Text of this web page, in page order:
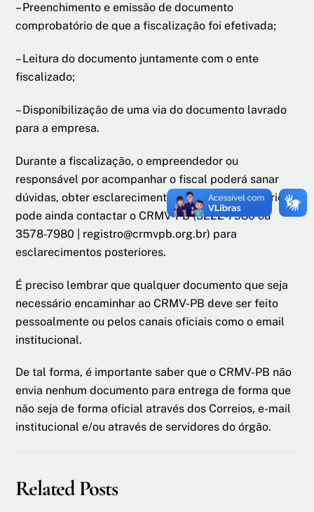
– Preenchimento e emissão de documento
comprobatório de que a fiscalização foi efetivada;
– Leitura do documento juntamente com o ente
fiscalizado;
– Disponibilização de uma via do documento lavrado
para a empresa.
Durante a fiscalização, o empreendedor ou
responsável por acompanhar o fiscal poderá sanar
dúvidas, obter esclarecimentos e, sendo necessário,
pode ainda contactar o CRMV-PB (3222-7980 ou
3578-7980 | registro@crmvpb.org.br) para
esclarecimentos posteriores.
É preciso lembrar que qualquer documento que seja
necessário encaminhar ao CRMV-PB deve ser feito
pessoalmente ou pelos canais oficiais como o email
institucional.
De tal forma, é importante saber que o CRMV-PB não
envia nenhum documento para entrega de forma que
não seja de forma oficial através dos Correios, e-mail
institucional e/ou através de servidores do órgão.
Related Posts